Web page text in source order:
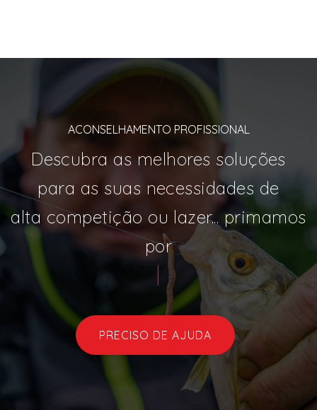
ACONSELHAMENTO PROFISSIONAL
Descubra as melhores soluções
para as suas necessidades de
alta competição ou lazer... primamos
por
vari
PRECISO DE AJUDA